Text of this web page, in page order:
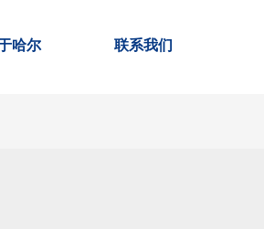
哈尔 联系我们